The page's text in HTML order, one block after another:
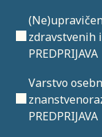
zdravstvenih
PREDPRIJAVA
Varstvo
PREDPRIJAVA